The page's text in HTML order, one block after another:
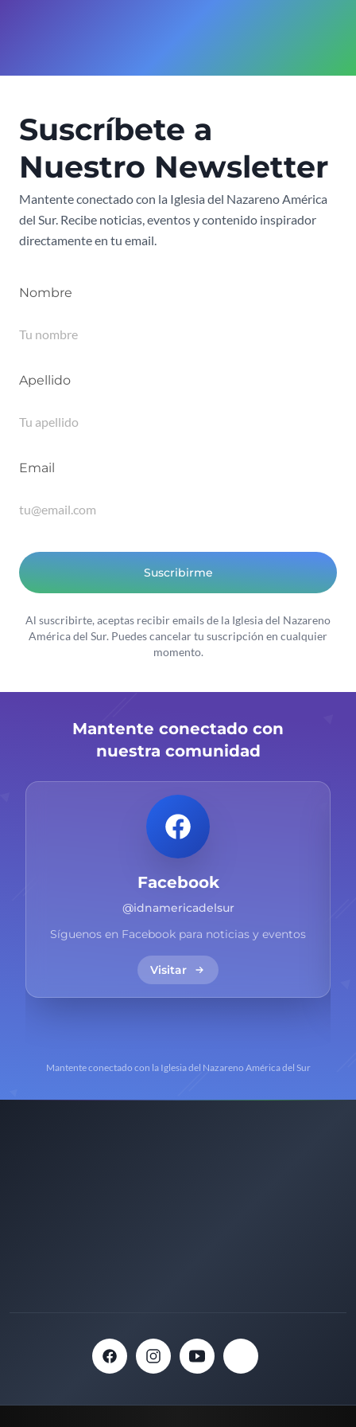
Suscríbete a
Nuestro Newsletter
Mantente conectado con la Iglesia del Nazareno América
del Sur. Recibe noticias, eventos y contenido inspirador
directamente en tu email.
Nombre
Apellido
Email
Suscribirme
Al suscribirte, aceptas recibir emails de la Iglesia del Nazareno
América del Sur. Puedes cancelar tu suscripción en cualquier
momento.
Mantente conectado con
nuestra comunidad
Facebook
@idnamericadelsur
Síguenos en Facebook para noticias y eventos
Visitar
Mantente conectado con la Iglesia del Nazareno América del Sur